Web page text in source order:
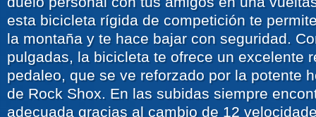
esta bicicleta rígida de competición te
la montaña y te hace bajar con seguridad.
pulgadas, la bicicleta te ofrece un excelente
pedaleo, que se ve reforzado por la potente
de Rock Shox. En las subidas siempre
adecuada gracias al cambio de 12